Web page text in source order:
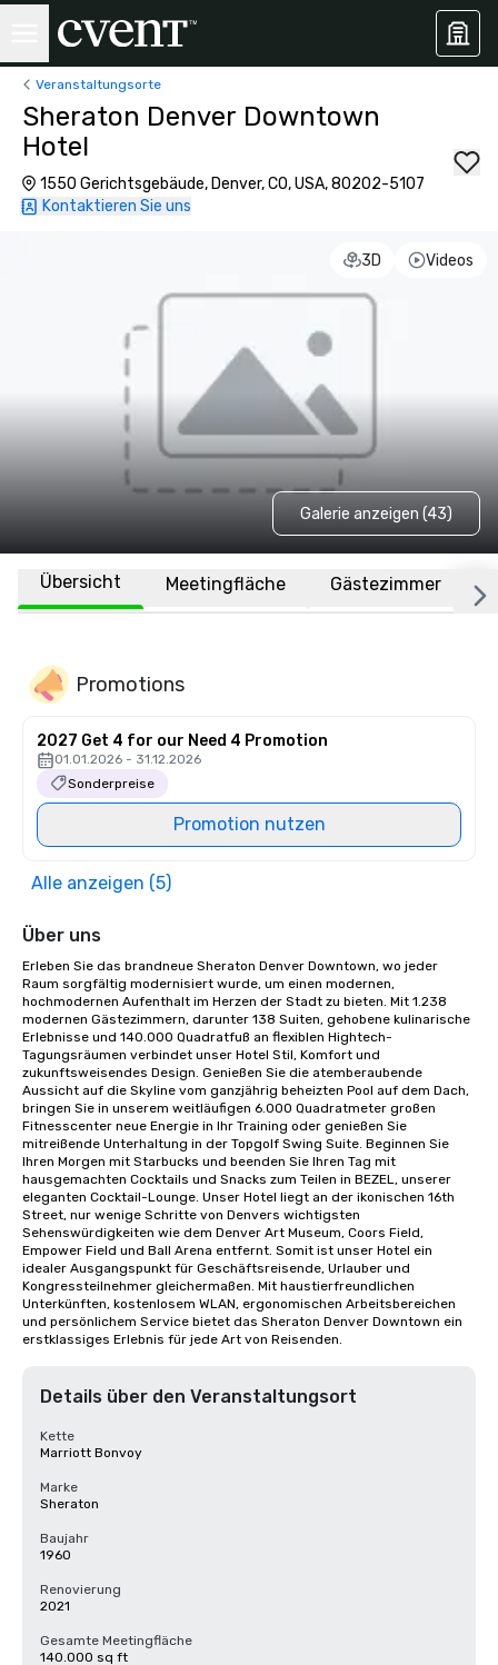
Veranstaltungsorte
Sheraton Denver Downtown
Hotel
1550 Gerichtsgebäude, Denver, CO, USA, 80202-5107
Kontaktieren Sie uns
3D Videos
Galerie anzeigen (43)
Übersicht Meetingfläche Gästezimmer
Promotions
2027 Get 4 for our Need 4 Promotion
01.01.2026 - 31.12.2026
Sonderpreise
Promotion nutzen
Alle anzeigen (5)
Über uns
Erleben Sie das brandneue Sheraton Denver Downtown, wo jeder
Raum sorgfältig modernisiert wurde, um einen modernen,
hochmodernen Aufenthalt im Herzen der Stadt zu bieten. Mit 1.238
modernen Gästezimmern, darunter 138 Suiten, gehobene kulinarische
Erlebnisse und 140.000 Quadratfuß an flexiblen Hightech-
Tagungsräumen verbindet unser Hotel Stil, Komfort und
zukunftsweisendes Design. Genießen Sie die atemberaubende
Aussicht auf die Skyline vom ganzjährig beheizten Pool auf dem Dach,
bringen Sie in unserem weitläufigen 6.000 Quadratmeter großen
Fitnesscenter neue Energie in Ihr Training oder genießen Sie
mitreißende Unterhaltung in der Topgolf Swing Suite. Beginnen Sie
Ihren Morgen mit Starbucks und beenden Sie Ihren Tag mit
hausgemachten Cocktails und Snacks zum Teilen in BEZEL, unserer
eleganten Cocktail-Lounge. Unser Hotel liegt an der ikonischen 16th
Street, nur wenige Schritte von Denvers wichtigsten
Sehenswürdigkeiten wie dem Denver Art Museum, Coors Field,
Empower Field und Ball Arena entfernt. Somit ist unser Hotel ein
idealer Ausgangspunkt für Geschäftsreisende, Urlauber und
Kongressteilnehmer gleichermaßen. Mit haustierfreundlichen
Unterkünften, kostenlosem WLAN, ergonomischen Arbeitsbereichen
und persönlichem Service bietet das Sheraton Denver Downtown ein
erstklassiges Erlebnis für jede Art von Reisenden.
Details über den Veranstaltungsort
Kette
Marriott Bonvoy
Marke
Sheraton
Baujahr
1960
Renovierung
2021
Gesamte Meetingfläche
140.000 sq ft